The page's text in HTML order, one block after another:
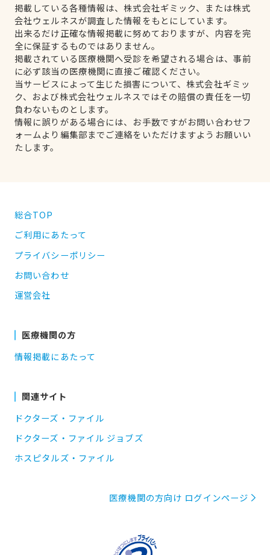
掲載している各種情報は、株式会社ギミック、または株式
会社ウェルネスが調査した情報をもとにしています。
出来るだけ正確な情報掲載に努めておりますが、内容を完
全に保証するものではありません。
掲載されている医療機関へ受診を希望される場合は、事前
に必ず該当の医療機関に直接ご確認ください。
当サービスによって生じた損害について、株式会社ギミッ
ク、および株式会社ウェルネスではその賠償の責任を一切
負わないものとします。
情報に誤りがある場合には、お手数ですがお問い合わせフ
ォームより編集部までご連絡をいただけますようお願いい
たします。
総合TOP
ご利用にあたって
プライバシーポリシー
お問い合わせ
運営会社
医療機関の方
情報掲載にあたって
関連サイト
ドクターズ・ファイル
ドクターズ・ファイル ジョブズ
ホスピタルズ・ファイル
医療機関の方向け ログインページ